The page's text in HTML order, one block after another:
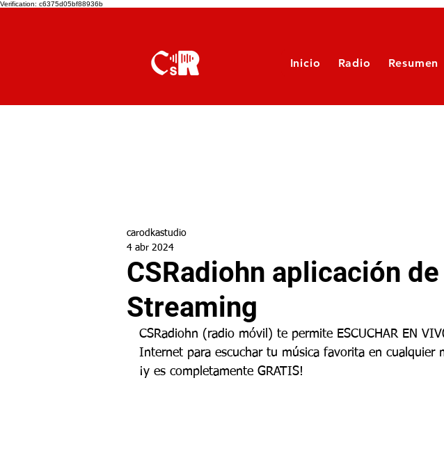
Verification: c6375d05bf88936b
Inicio Radio Resumen
CSRadiohn aplicación
Streaming
carodkastudio
4 abr 2024
CSRadiohn (radio móvil) te permite ESCUCHAR EN
Internet para escuchar tu música favorita en cualquier
¡y es completamente GRATIS!